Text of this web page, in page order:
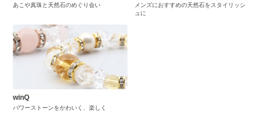
あこや真珠と天然石のめぐり会い
メンズにおすすめの天然石をスタイリッシ
ュに
winQ
パワーストーンをかわいく、楽しく